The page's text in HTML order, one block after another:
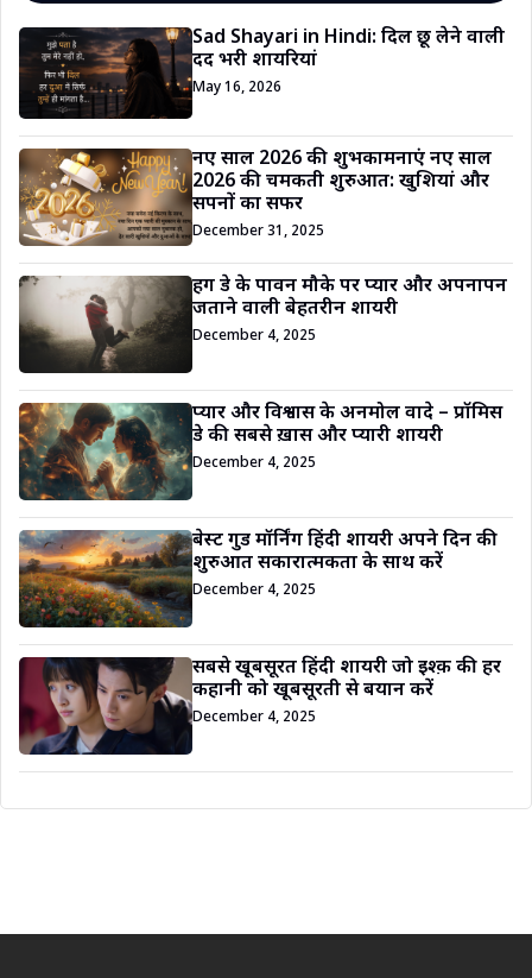
Sad Shayari in Hindi: दिल छू लेने वाली
दर्द भरी शायरियां
May 16, 2026
नए साल 2026 की शुभकामनाएं नए साल
2026 की चमकती शुरुआत: खुशियां और
सपनों का सफर
December 31, 2025
हग डे के पावन मौके पर प्यार और अपनापन
जताने वाली बेहतरीन शायरी
December 4, 2025
प्यार और विश्वास के अनमोल वादे – प्रॉमिस
डे की सबसे ख़ास और प्यारी शायरी
December 4, 2025
बेस्ट गुड मॉर्निंग हिंदी शायरी अपने दिन की
शुरुआत सकारात्मकता के साथ करें
December 4, 2025
सबसे खूबसूरत हिंदी शायरी जो इश्क़ की हर
कहानी को खूबसूरती से बयान करें
December 4, 2025